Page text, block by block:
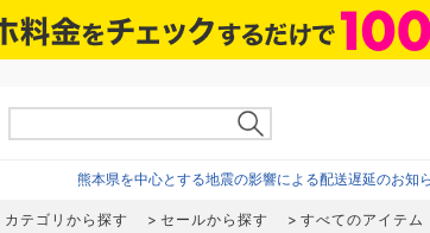
熊本県を中心とする地震の影響による配送遅延のお知
カテゴリから探す セールから探す すべてのアイテム